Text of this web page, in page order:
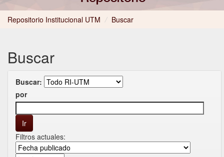
Repositorio Institucional UTM / Buscar
Buscar
Buscar:
por
Filtros actuales: